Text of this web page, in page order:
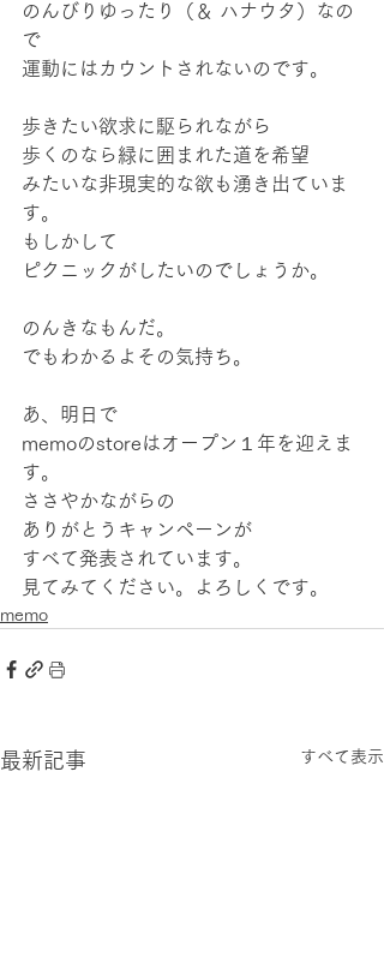
のんびりゆったり（＆ ハナウタ）なの
で
運動にはカウントされないのです。
歩きたい欲求に駆られながら
歩くのなら緑に囲まれた道を希望
みたいな非現実的な欲も湧き出ていま
す。
もしかして
ピクニックがしたいのでしょうか。
のんきなもんだ。
でもわかるよその気持ち。
あ、明日で
memoのstoreはオープン１年を迎えま
す。
ささやかながらの
ありがとうキャンペーンが
すべて発表されています。
見てみてください。よろしくです。
memo
最新記事 すべて表示